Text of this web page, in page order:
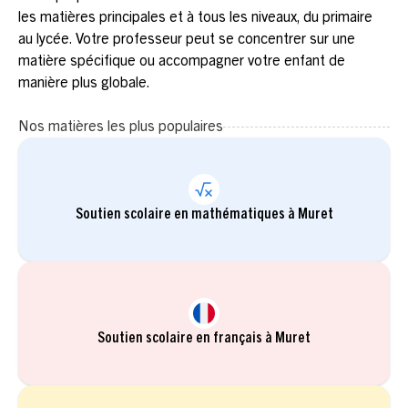
les matières principales et à tous les niveaux, du primaire
au lycée. Votre professeur peut se concentrer sur une
matière spécifique ou accompagner votre enfant de
manière plus globale.
Nos matières les plus populaires
Soutien scolaire en mathématiques à Muret
Soutien scolaire en français à Muret